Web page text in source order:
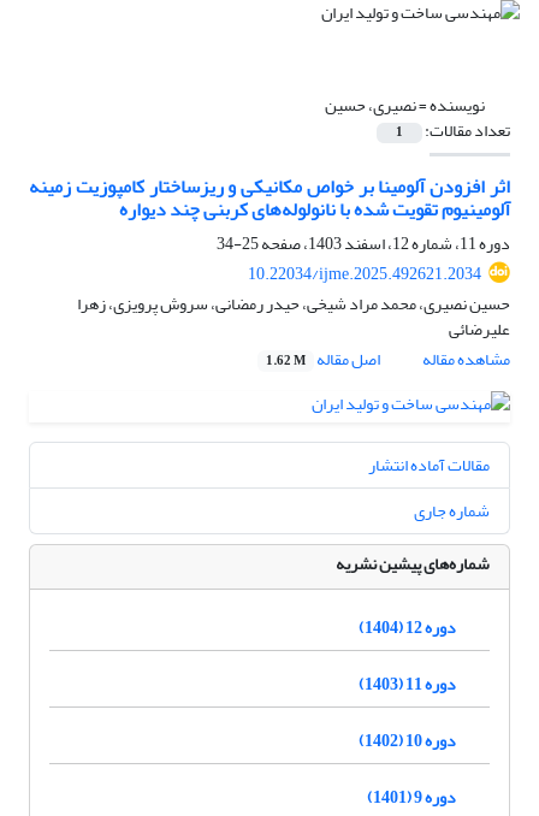
نویسنده =نصیری، حسین
تعداد مقالات: 1
اثر افزودن آلومینا بر خواص مکانیکی و ریزساختار کامپوزیت زمینه
آلومینیوم تقویت شده با نانولوله‌های ‌کربنی چند دیواره
دوره 11، شماره 12، اسفند 1403، صفحه
25-34
10.22034/ijme.2025.492621.2034
حسین نصیری، محمد مراد شیخی، حیدر رمضانی، سروش پرویزی، زهرا
علیرضائی
مشاهده مقاله
اصل مقاله 1.62 M
مقالات آماده انتشار
شماره جاری
شماره‌های پیشین نشریه
دوره 12 (1404)
دوره 11 (1403)
دوره 10 (1402)
دوره 9 (1401)